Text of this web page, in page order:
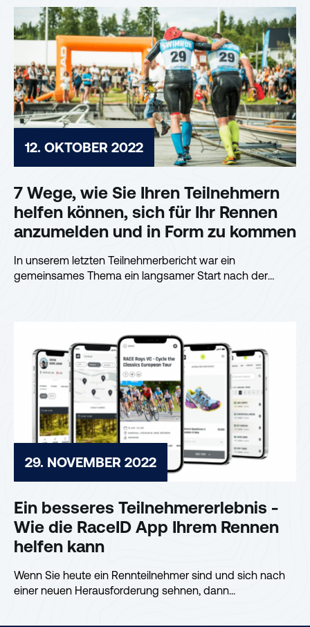
12. OKTOBER 2022
7 Wege, wie Sie Ihren Teilnehmern
helfen können, sich für Ihr Rennen
anzumelden und in Form zu kommen
In unserem letzten Teilnehmerbericht war ein
gemeinsames Thema ein langsamer Start nach der
29. NOVEMBER 2022
Ein besseres Teilnehmererlebnis -
Wie die RaceID App Ihrem Rennen
helfen kann
Wenn Sie heute ein Rennteilnehmer sind und sich nach
einer neuen Herausforderung sehnen, dann...